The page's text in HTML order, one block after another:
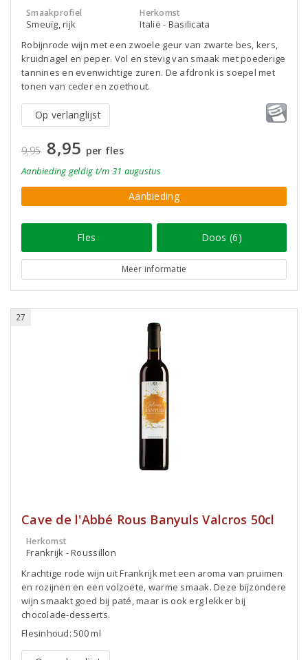
Smaakprofiel
Smeuïg, rijk
Herkomst
Italië - Basilicata
Robijnrode wijn met een zwoele geur van zwarte bes, kers,
kruidnagel en peper. Vol en stevig van smaak met poederige
tannines en evenwichtige zuren. De afdronk is soepel met
tonen van ceder en zoethout.
Op verlanglijst
9,95 8,95 per fles
Aanbieding geldig t/m 31 augustus
Aanbieding
Fles Doos (6)
Meer informatie
27
Cave de l'Abbé Rous Banyuls Valcros 50cl
Herkomst
Frankrijk - Roussillon
Krachtige rode wijn uit Frankrijk met een aroma van pruimen
en rozijnen en een volzoete, warme smaak. Deze bijzondere
wijn smaakt goed bij paté, maar is ook erg lekker bij
chocolade-desserts.
Flesinhoud: 500 ml